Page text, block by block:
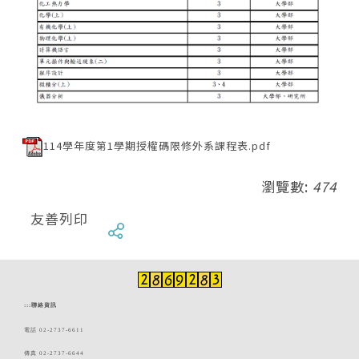
114學年度第1學期授權碼限修外系課程表.pdf
瀏覽數: 474
友善列印
::: 聯絡資訊
電話 02-2737-6611
傳真 02-2737-6644